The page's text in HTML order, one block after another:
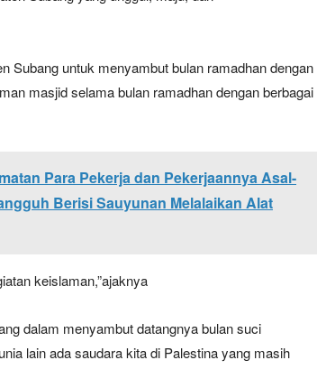
Contact us
Subscription Plans
Subang untuk menyambut bulan ramadhan dengan
masjid selama bulan ramadhan dengan berbagai
Para Pekerja dan Pekerjaannya Asal-
Berisi Sauyunan Melalaikan Alat
keislaman,”ajaknya
dalam menyambut datangnya bulan suci
lain ada saudara kita di Palestina yang masih